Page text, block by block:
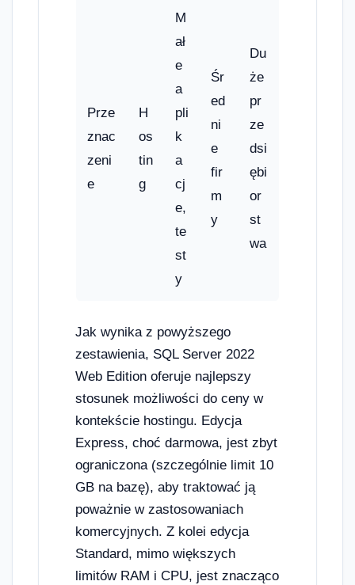
Prze
znac
zeni
e
H
os
tin
g
M
ał
e
a
pli
k
a
cj
e,
te
st
y
Śr
ed
ni
e
fir
m
y
Du
że
pr
ze
dsi
ębi
or
st
wa
Jak wynika z powyższego
zestawienia, SQL Server 2022
Web Edition oferuje najlepszy
stosunek możliwości do ceny w
kontekście hostingu. Edycja
Express, choć darmowa, jest zbyt
ograniczona (szczególnie limit 10
GB na bazę), aby traktować ją
poważnie w zastosowaniach
komercyjnych. Z kolei edycja
Standard, mimo większych
limitów RAM i CPU, jest znacząco